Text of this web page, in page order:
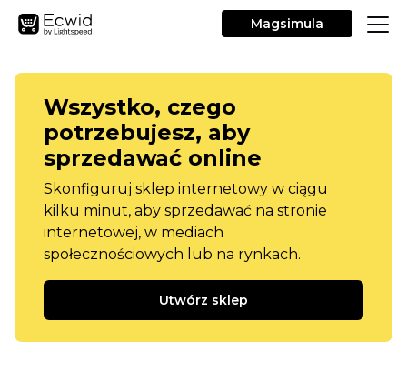
Magsimula
Wszystko, czego
potrzebujesz, aby
sprzedawać online
Skonfiguruj sklep internetowy w ciągu
kilku minut, aby sprzedawać na stronie
internetowej, w mediach
społecznościowych lub na rynkach.
Utwórz sklep